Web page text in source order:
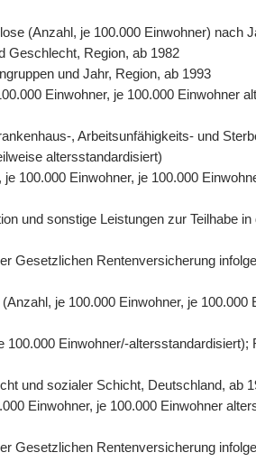
(Anzahl, je 100.000 Einwohner) nach
Geschlecht, Region, ab 1982
und Jahr, Region, ab 1993
Einwohner, je 100.000 Einwohner
, Arbeitsunfähigkeits- und
altersstandardisiert)
100.000 Einwohner, je 100.000
und sonstige Leistungen zur Teilhabe
Gesetzlichen Rentenversicherung
je 100.000 Einwohner, je
Einwohner/-
und sozialer Schicht, Deutschland, ab
Einwohner, je 100.000 Einwohner
Gesetzlichen Rentenversicherung